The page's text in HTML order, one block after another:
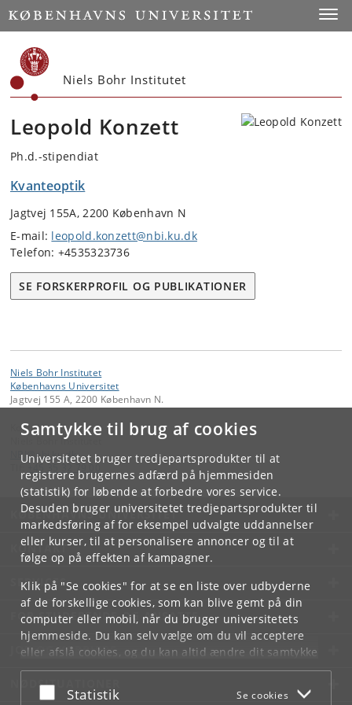
Samtykke til brug af cookies
Universitetet bruger tredjepartsprodukter til at
registrere brugernes adfærd på hjemmesiden
(statistik) for løbende at forbedre vores service.
Desuden bruger universitetet tredjepartsprodukter til
markedsføring af for eksempel udvalgte uddannelser
eller kurser, til at personalisere annoncer og til at
følge op på effekten af kampagner.
Klik på "Se cookies" for at se en liste over udbyderne
af de forskellige cookies, som kan blive gemt på din
computer eller mobil, når du bruger universitetets
hjemmeside. Du kan selv vælge om du vil acceptere
eller afslå cookies, og du kan altid ændre dit samtykke
underCookie- og privatlivspolitiksom du finder i
bunden af hver side.
Acceptér eller afslå
Statistik Se cookies
Start
Niels Bohr Institutet
Leopold Konzett
Ph.d.-stipendiat
Kvanteoptik
Jagtvej 155A, 2200 København N
E-mail: leopold.konzett@nbi.ku.dk
Telefon: +4535323736
SE FORSKERPROFIL OG PUBLIKATIONER
Niels Bohr Institutet
Københavns Universitet
Jagtvej 155 A, 2200 København N.
Kontakt:
Niels Bohr Institutet
NBI@ nbi ku.dk
KØBENHAVNS UNIVERSITET
KONTAKT
SERVICES
FOR STUDERENDE OG ANSATTE
JOB OG KARRIERE
NØDSITUATIONER